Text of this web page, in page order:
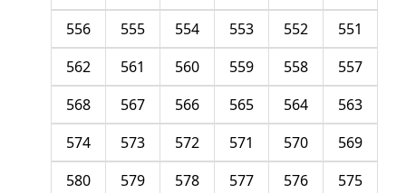
551
552
553
554
555
556
557
558
559
560
561
562
563
564
565
566
567
568
569
570
571
572
573
574
575
576
577
578
579
580